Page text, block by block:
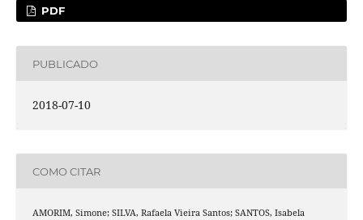
PDF
PUBLICADO
2018-07-10
COMO CITAR
AMORIM, Simone; SILVA, Rafaela Vieira Santos; SANTOS, Isabela